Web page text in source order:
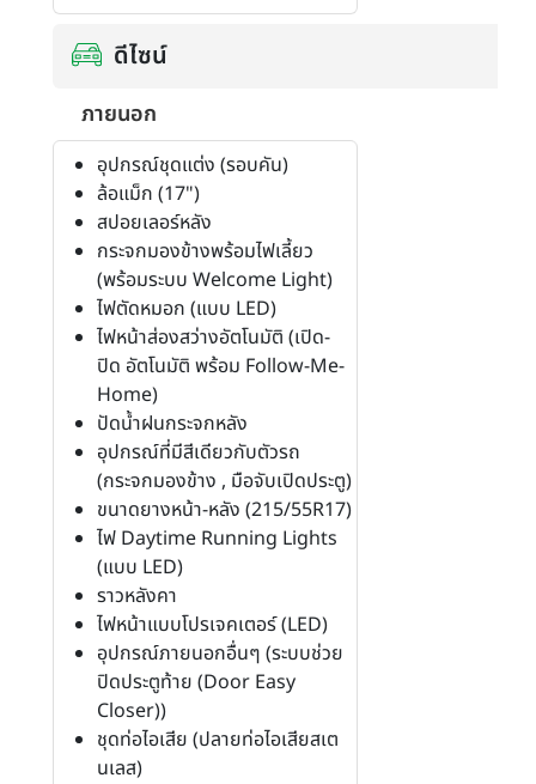
ดีไซน์
ภายนอก
อุปกรณ์ชุดแต่ง (รอบคัน)
ล้อแม็ก (17")
สปอยเลอร์หลัง
กระจกมองข้างพร้อมไฟเลี้ยว
(พร้อมระบบ Welcome Light)
ไฟตัดหมอก (แบบ LED)
ไฟหน้าส่องสว่างอัตโนมัติ (เปิด-
ปิด อัตโนมัติ พร้อม Follow-Me-
Home)
ปัดน้ำฝนกระจกหลัง
อุปกรณ์ที่มีสีเดียวกับตัวรถ
(กระจกมองข้าง , มือจับเปิดประตู)
ขนาดยางหน้า-หลัง (215/55R17)
ไฟ Daytime Running Lights
(แบบ LED)
ราวหลังคา
ไฟหน้าแบบโปรเจคเตอร์ (LED)
อุปกรณ์ภายนอกอื่นๆ (ระบบช่วย
ปิดประตูท้าย (Door Easy
Closer))
ชุดท่อไอเสีย (ปลายท่อไอเสียสเต
นเลส)